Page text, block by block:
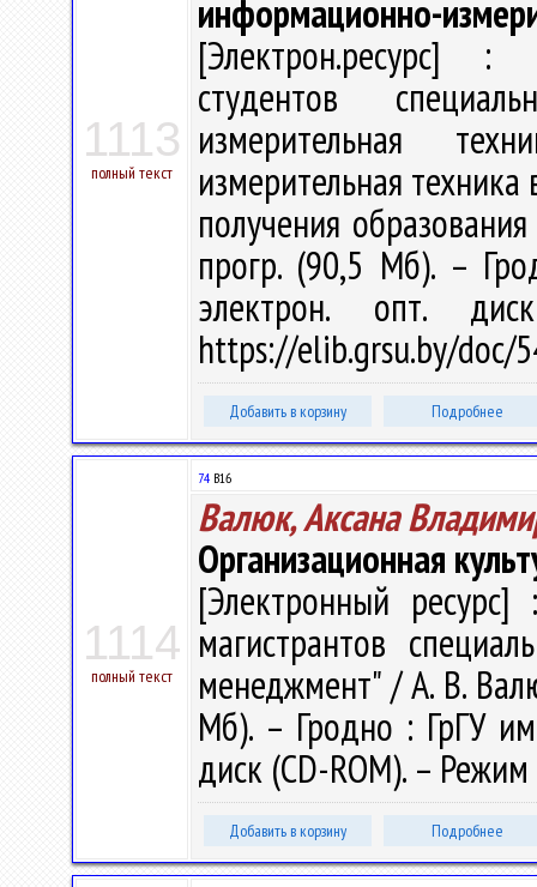
1113
полный текст
информационно-
[Электрон.ресурс] :
студентов
измерительная
измерительная
получения
прогр. (90,5 Мб). –
электрон. опт.
https://elib.grsu.by/doc/
Добавить в корзину Подробнее
1114
полный текст
74 В16
Валюк, Аксана
Организационная
[Электронный ресурс]
магистрантов
менеджмент" / А. В.
Мб). – Гродно : ГрГУ
диск (CD-ROM). –
Добавить в корзину Подробнее